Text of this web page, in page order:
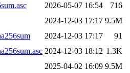
2026-05-07 16:54
716
2024-12-03 17:17 9.5M
2024-12-03 17:17
91
2024-12-03 18:12 1.3K
2025-04-02 16:09 9.5M